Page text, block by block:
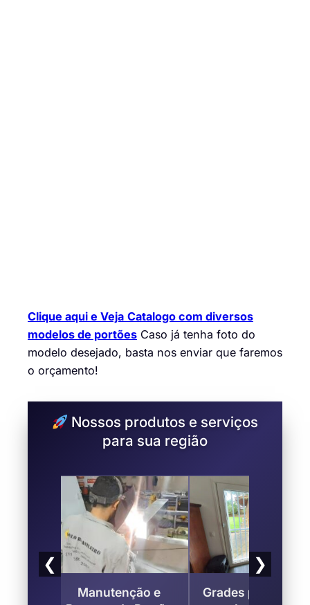
Clique aqui e Veja Catalogo com diversos
modelos de portões Caso já tenha foto do
modelo desejado, basta nos enviar que faremos
o orçamento!
Nossos produtos e serviços
para sua região
❮
Manutenção e
Grades para
❯